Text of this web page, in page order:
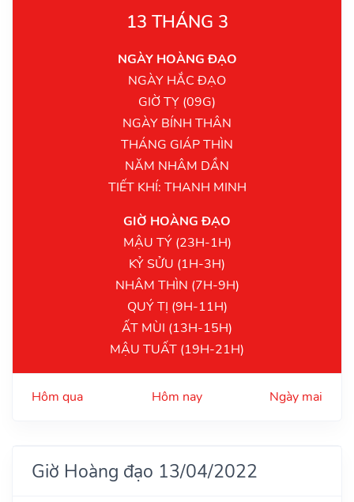
13 THÁNG 3
NGÀY HOÀNG ĐẠO
NGÀY HẮC ĐẠO
GIỜ TỴ (09G)
NGÀY BÍNH THÂN
THÁNG GIÁP THÌN
NĂM NHÂM DẦN
TIẾT KHÍ: THANH MINH
GIỜ HOÀNG ĐẠO
MẬU TÝ (23H-1H)
KỶ SỬU (1H-3H)
NHÂM THÌN (7H-9H)
QUÝ TỊ (9H-11H)
ẤT MÙI (13H-15H)
MẬU TUẤT (19H-21H)
Hôm qua Hôm nay Ngày mai
Giờ Hoàng đạo 13/04/2022